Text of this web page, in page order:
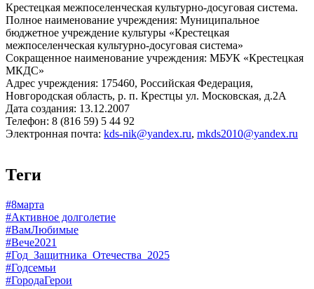
Крестецкая межпоселенческая культурно-досуговая система.
Полное наименование учреждения: Муниципальное
бюджетное учреждение культуры «Крестецкая
межпоселенческая культурно-досуговая система»
Сокращенное наименование учреждения: МБУК «Крестецкая
МКДС»
Адрес учреждения: 175460, Российская Федерация,
Новгородская область, р. п. Крестцы ул. Московская, д.2А
Дата создания: 13.12.2007
Телефон: 8 (816 59) 5 44 92
Электронная почта: kds-nik@yandex.ru, mkds2010@yandex.ru
Теги
#8марта
#Активное долголетие
#ВамЛюбимые
#Вече2021
#Год_Защитника_Отечества_2025
#Годсемьи
#ГородаГерои